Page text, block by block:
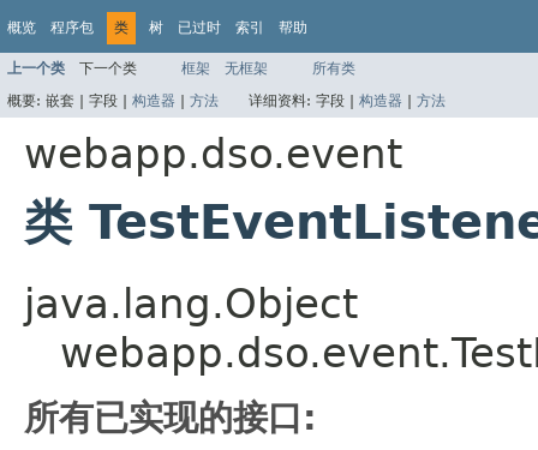
概览 程序包 类 树 已过时 索引 帮助
上一个类 下一个类 框架 无框架
所有类
概要: 嵌套 | 字段 | 构造器 | 方法 详细资料: 字段 | 构造器 | 方法
webapp.dso.event
类
java.lang.Object
所有已实现的接口: